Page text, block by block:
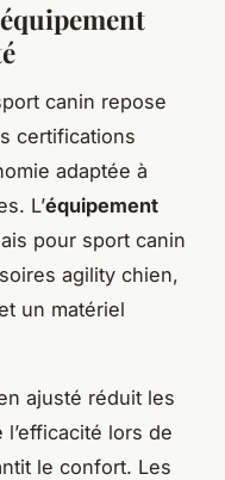
équipement
canin repose
certifications
adaptée à
L’équipement
pour sport canin
agility chien,
un matériel
ajusté réduit les
lors de
le confort. Les